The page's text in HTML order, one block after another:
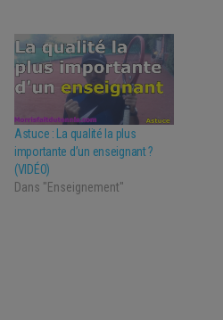
Astuce : La qualité la plus
importante d’un enseignant ?
(VIDÉO)
Dans "Enseignement"